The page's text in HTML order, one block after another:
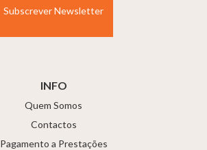
INFO
Quem Somos
Contactos
Pagamento a Prestações